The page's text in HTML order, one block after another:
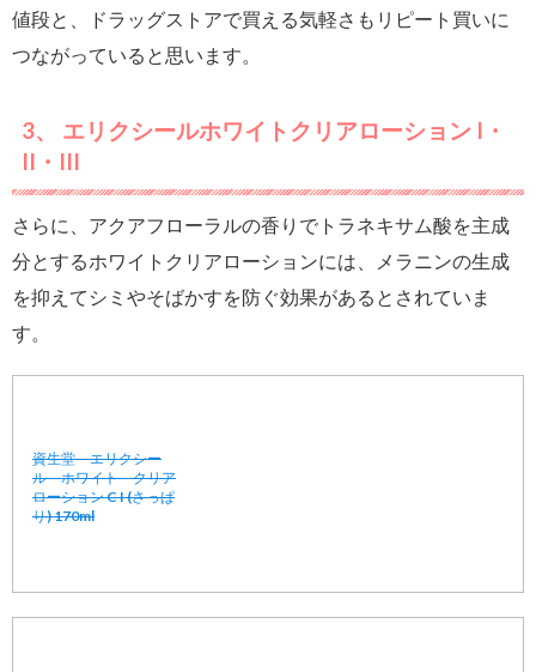
値段と、ドラッグストアで買える気軽さもリピート買いに
つながっていると思います。
3、 エリクシールホワイトクリアローション I・
II・III
さらに、アクアフローラルの香りでトラネキサム酸を主成
分とするホワイトクリアローションには、メラニンの生成
を抑えてシミやそばかすを防ぐ効果があるとされていま
す。
資生堂 エリクシー
ル ホワイト クリア
ローション C I (さっぱ
り) 170ml